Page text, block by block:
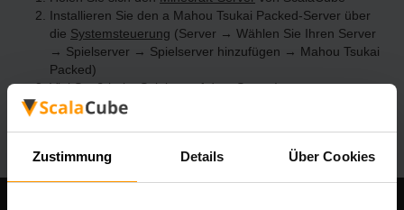
Zustimmung Details Über Cookies
Installieren Sie den a Mahou Tsukai Packed-Server über
die Systemsteuerung (Server → Wählen Sie Ihren Server
→ Spielserver → Spielserver hinzufügen → Mahou Tsukai
Packed)
Viel Spaß beim Spielen auf dem Server!